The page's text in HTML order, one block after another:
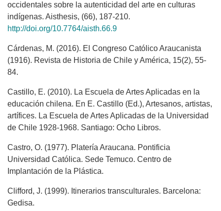
occidentales sobre la autenticidad del arte en culturas
indígenas. Aisthesis, (66), 187-210.
http://doi.org/10.7764/aisth.66.9
Cárdenas, M. (2016). El Congreso Católico Araucanista
(1916). Revista de Historia de Chile y América, 15(2), 55-
84.
Castillo, E. (2010). La Escuela de Artes Aplicadas en la
educación chilena. En E. Castillo (Ed.), Artesanos, artistas,
artífices. La Escuela de Artes Aplicadas de la Universidad
de Chile 1928-1968. Santiago: Ocho Libros.
Castro, O. (1977). Platería Araucana. Pontificia
Universidad Católica. Sede Temuco. Centro de
Implantación de la Plástica.
Clifford, J. (1999). Itinerarios transculturales. Barcelona:
Gedisa.